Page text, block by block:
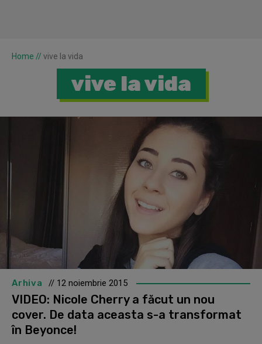
Home // vive la vida
vive la vida
Arhiva // 12 noiembrie 2015
VIDEO: Nicole Cherry a făcut un nou
cover. De data aceasta s-a transformat
în Beyonce!